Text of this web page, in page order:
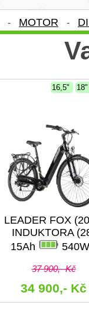
- MOTOR -
16,5"
LEADER FOX
INDUKTORA
15Ah
37 900,- Kč
34 900,- Kč